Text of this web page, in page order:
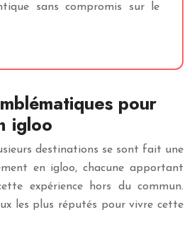
sans compromis sur le
pour
igloo
destinations se sont fait une
en igloo, chacune apportant
expérience hors du commun.
les plus réputés pour vivre cette